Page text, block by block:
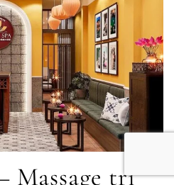
Massage trị